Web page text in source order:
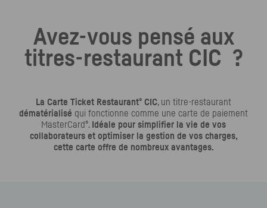
Avez-vous pensé aux
titres-restaurant CIC ?
La Carte Ticket Restaurant® CIC, un titre-restaurant
dématérialisé qui fonctionne comme une carte de paiement
MasterCard®. Idéale pour simplifier la vie de vos
collaborateurs et optimiser la gestion de vos charges,
cette carte offre de nombreux avantages.